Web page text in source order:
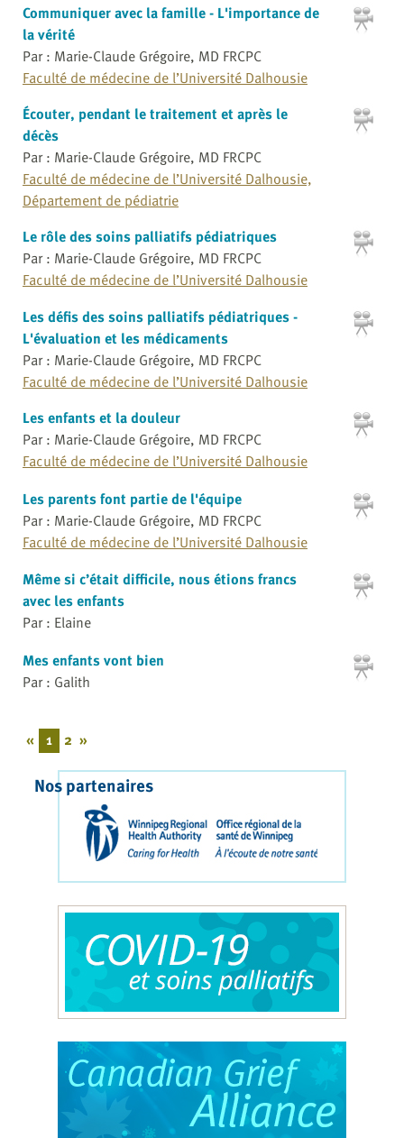
Communiquer avec la famille - L'importance de
la vérité
Par : Marie-Claude Grégoire, MD FRCPC
Faculté de médecine de l’Université Dalhousie
Écouter, pendant le traitement et après le
décès
Par : Marie-Claude Grégoire, MD FRCPC
Faculté de médecine de l’Université Dalhousie,
Département de pédiatrie
Le rôle des soins palliatifs pédiatriques
Par : Marie-Claude Grégoire, MD FRCPC
Faculté de médecine de l’Université Dalhousie
Les défis des soins palliatifs pédiatriques -
L'évaluation et les médicaments
Par : Marie-Claude Grégoire, MD FRCPC
Faculté de médecine de l’Université Dalhousie
Les enfants et la douleur
Par : Marie-Claude Grégoire, MD FRCPC
Faculté de médecine de l’Université Dalhousie
Les parents font partie de l'équipe
Par : Marie-Claude Grégoire, MD FRCPC
Faculté de médecine de l’Université Dalhousie
Même si c’était difficile, nous étions francs
avec les enfants
Par : Elaine
Mes enfants vont bien
Par : Galith
« 1 2 »
Nos partenaires